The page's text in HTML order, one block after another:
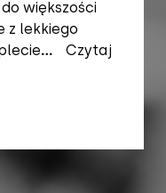
większości
z lekkiego
...
Czytaj